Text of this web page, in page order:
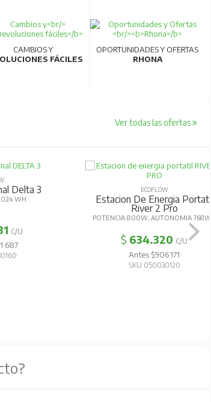
CAMBIOS Y
FÁCILES
OPORTUNIDADES Y OFERTAS
RHONA
Ver todas las ofertas
Delta 3
WH
C/U
ECOFLOW
Estacion De Energia
River 2 Pro
POTENCIA 800W, AUTONOMIA
$ 634.320 C/U
Antes $906.171
SKU 050030120